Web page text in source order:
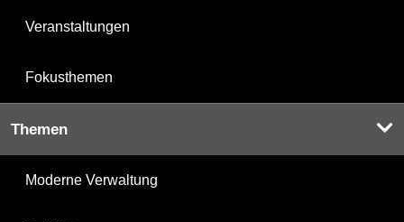
Veranstaltungen
Fokusthemen
Themen
Moderne Verwaltung